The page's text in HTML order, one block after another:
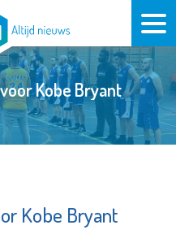
Kobe Bryant
Kobe Bryant